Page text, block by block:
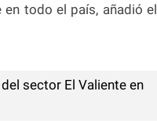
todo el país, añadió el
sector El Valiente en